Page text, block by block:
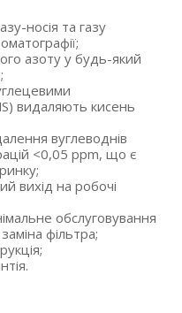
носія та газу
азоту у будь-який
) видаляють кисень
вуглеводнів
<0,05 ppm, що є
вихід на робочі
обслуговування
фільтра;